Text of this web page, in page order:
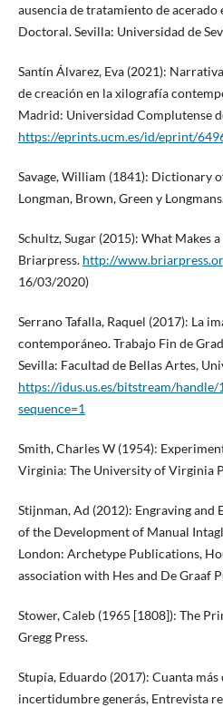
ausencia de tratamiento de acerado
Doctoral. Sevilla: Universidad de
Santín Álvarez, Eva (2021):
de creación en la xilografía
Madrid: Universidad Complutense
https://eprints.ucm.es/id/eprint/
Savage, William (1841): Dictionary
Longman, Brown, Green y
Schultz, Sugar (2015): What Makes
Briarpress. http://
16/03/2020)
Serrano Tafalla, Raquel (2017): La
contemporáneo. Trabajo Fin de
Sevilla: Facultad de Bellas Artes,
https://idus.us.es/bitstream/
sequence=1
Smith, Charles W (1954):
Virginia: The University of Virginia
Stijnman, Ad (2012): Engraving
of the Development of Manual
London: Archetype Publications,
association with Hes and De Graaf
Stower, Caleb (1965 [1808]): The
Gregg Press.
Stupía, Eduardo (2017): Cuanta
incertidumbre generás, Entrevista